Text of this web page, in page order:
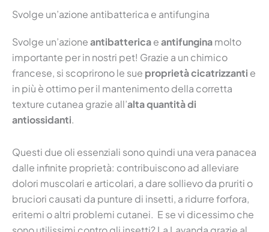
Svolge un’azione antibatterica e antifungina
Svolge un’azioneantibattericaeantifunginamolto
importante per in nostri pet! Grazie a un chimico
francese, si scoprirono le sue proprietà cicatrizzanti e
in più è ottimo per il mantenimento della corretta
texture cutanea grazie all’alta quantità di
antiossidanti.
Questi due oli essenziali sono quindi una vera panacea
dalle infinite proprietà: contribuiscono ad alleviare
dolori muscolari e articolari, a dare sollievo da pruriti o
bruciori causati da punture di insetti, a ridurre forfora,
eritemi o altri problemi cutanei. E se vi dicessimo che